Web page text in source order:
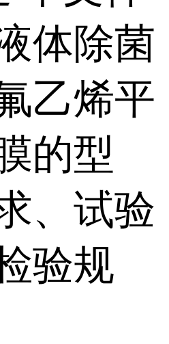
体除菌
乙烯平
的型
、试验
验规